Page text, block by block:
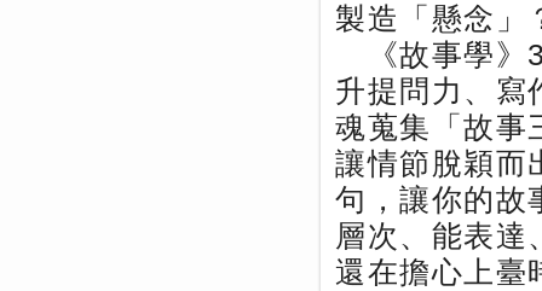
製造「懸念」
《故事學》
升提問力、寫
魂蒐集「故事
讓情節脫穎而
句，讓你的故
層次、能表達
還在擔心上臺